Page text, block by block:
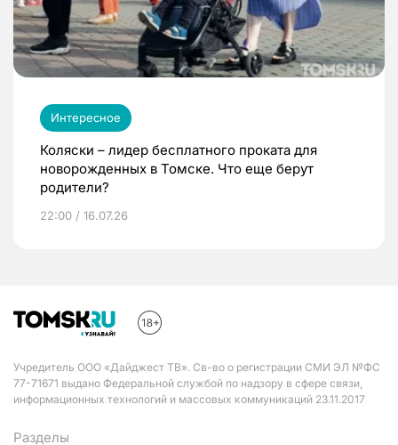
Интересное
Коляски – лидер бесплатного проката для
новорожденных в Томске. Что еще берут
родители?
22:00 / 16.07.26
Учредитель ООО «Дайджест ТВ». Св-во о регистрации СМИ ЭЛ №ФС
77-71671 выдано Федеральной службой по надзору в сфере связи,
информационных технологий и массовых коммуникаций 23.11.2017
Разделы